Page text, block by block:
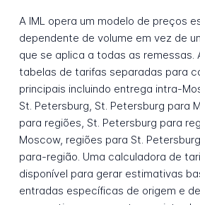
A IML opera um modelo de preços
dependente de volume em vez de
que se aplica a todas as remessas.
tabelas de tarifas separadas para
principais incluindo entrega intra-
St. Petersburg, St. Petersburg para
para regiões, St. Petersburg para
Moscow, regiões para St.
para-região. Uma calculadora de
disponível para gerar estimativas
entradas específicas de origem e